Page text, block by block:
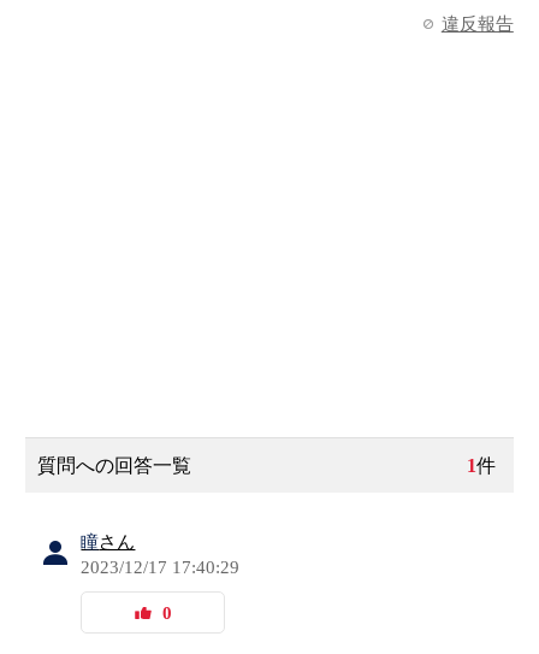
違反報告
質問への回答一覧 1件
瞳さん
2023/12/17 17:40:29
0